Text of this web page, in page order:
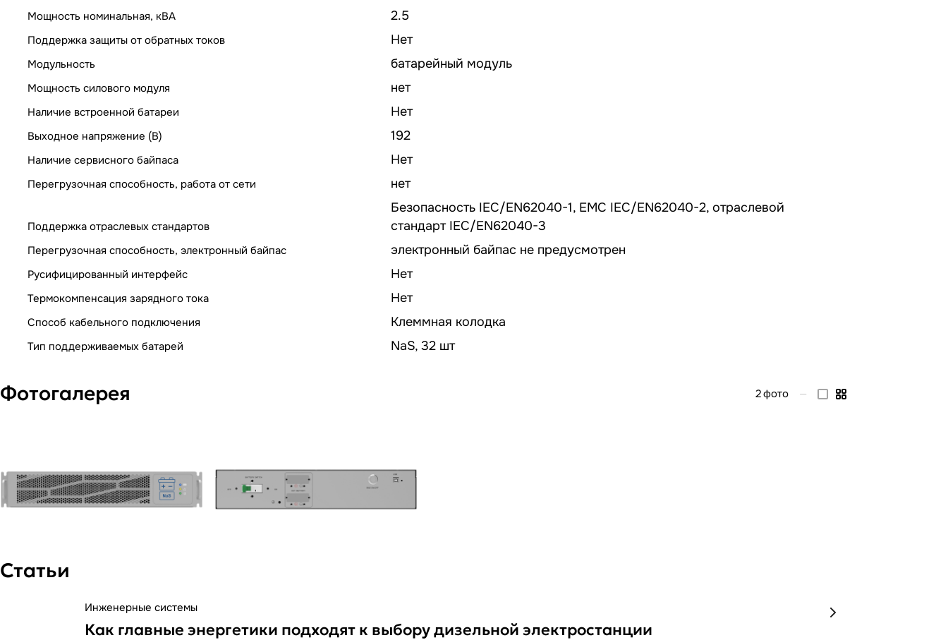
Мощность номинальная, кВА 2.5
Поддержка защиты от обратных токов Нет
Модульность батарейный модуль
Мощность силового модуля нет
Наличие встроенной батареи Нет
Выходное напряжение (В) 192
Наличие сервисного байпаса Нет
Перегрузочная способность, работа от сети нет
Поддержка отраслевых стандартов
Безопасность IEC/EN62040-1, ЕМС IEC/EN62040-2, отраслевой
стандарт IEC/EN62040-3
Перегрузочная способность, электронный байпас электронный байпас не предусмотрен
Русифицированный интерфейс Нет
Термокомпенсация зарядного тока Нет
Способ кабельного подключения Клеммная колодка
Тип поддерживаемых батарей NaS, 32 шт
Фотогалерея 2фото —
Статьи
Инженерные системы
Как главные энергетики подходят к выбору дизельной электростанции